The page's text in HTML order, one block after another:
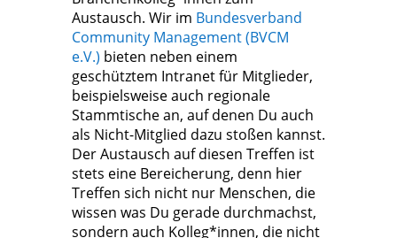
Austausch. Wir im Bundesverband
Community Management (BVCM
e.V.) bieten neben einem
geschütztem Intranet für Mitglieder,
beispielsweise auch regionale
Stammtische an, auf denen Du auch
als Nicht-Mitglied dazu stoßen kannst.
Der Austausch auf diesen Treffen ist
stets eine Bereicherung, denn hier
Treffen sich nicht nur Menschen, die
wissen was Du gerade durchmachst,
sondern auch Kolleg*innen, die nicht